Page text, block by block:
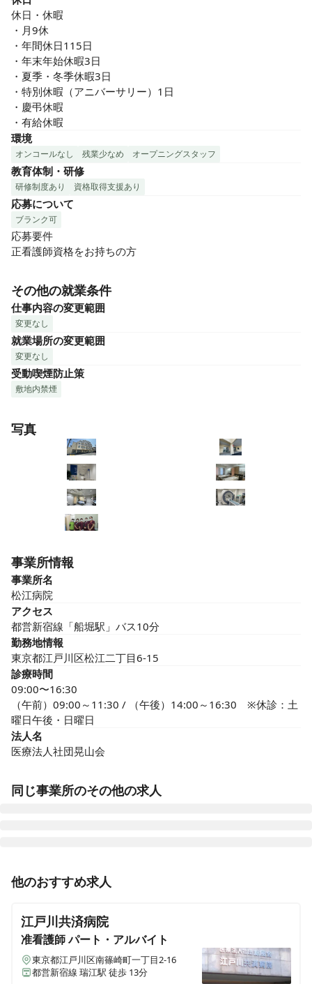
休日・休暇
・月9休
・年間休日115日
・年末年始休暇3日
・夏季・冬季休暇3日
・特別休暇（アニバーサリー）1日
・慶弔休暇
・有給休暇
環境
オンコールなし 残業少なめ オープニングスタッフ
教育体制・研修
研修制度あり 資格取得支援あり
応募について
ブランク可
応募要件
正看護師資格をお持ちの方
その他の就業条件
仕事内容の変更範囲
変更なし
就業場所の変更範囲
変更なし
受動喫煙防止策
敷地内禁煙
写真
事業所情報
事業所名
松江病院
アクセス
都営新宿線「船堀駅」バス10分
勤務地情報
東京都江戸川区松江二丁目6-15
診療時間
09:00〜16:30
（午前）09:00～11:30 / （午後）14:00～16:30　※休診：土
曜日午後・日曜日
法人名
医療法人社団晃山会
同じ事業所のその他の求人
正看護師 正社員（常勤）
【病棟勤務で日勤のみ◎無料託児所完備◎】2026年に
院です🏥
准看護師 正社員（常勤）
他のおすすめ求人
江戸川共済病院
准看護師パート・アルバイト
東京都江戸川区南篠崎町一丁目2-16
都営新宿線 瑞江駅 徒歩 13分